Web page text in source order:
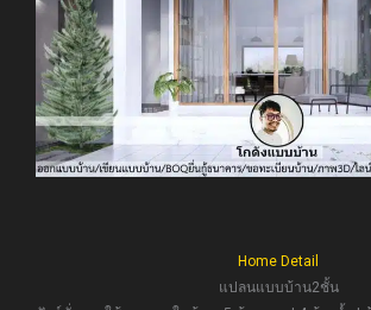
Home Detail
แปลนแบบบ้าน2ชั้น